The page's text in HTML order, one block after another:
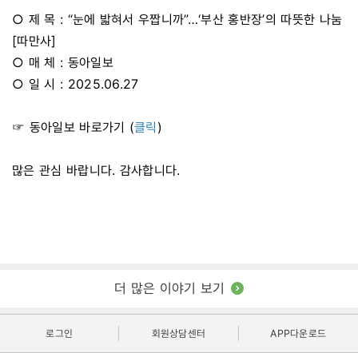
○ 제 목 : “눈에 밟혀서 우짭니까”…‘부산 홍반장’의 따뜻한 나눔
[따만사]
○ 매 체 : 동아일보
○ 일 시 : 2025.06.27
☞ 동아일보 바로가기 (클릭 )
많은 관심 바랍니다. 감사합니다.
더 많은 이야기 보기
로그인 회원상담센터 APP다운로드